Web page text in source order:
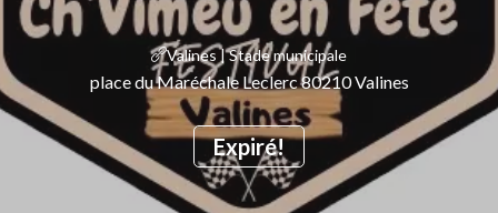
Expiré!
Valines | Stade municipale
place du Maréchale Leclerc 80210 Valines